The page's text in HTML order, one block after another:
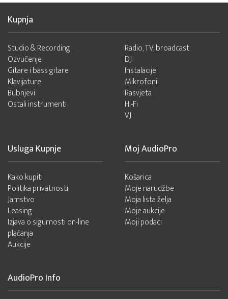
Kupnja
Studio & Recording
Ozvučenje
Gitare i bass gitare
Klavijature
Bubnjevi
Ostali instrumenti
Radio, TV, broadcast
DJ
Instalacije
Mikrofoni
Rasvjeta
Hi-Fi
VJ
Usluga Kupnje
Kako kupiti
Politika privatnosti
Jamstvo
Leasing
Izjava o sigurnosti on-line
plaćanja
Aukcije
Moj AudioPro
Košarica
Moje narudžbe
Moja lista želja
Moje aukcije
Moji podaci
AudioPro Info